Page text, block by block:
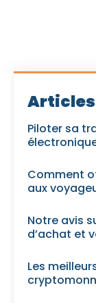
Articles
Piloter sa
Comment
aux
Notre avis
d’achat et
Les